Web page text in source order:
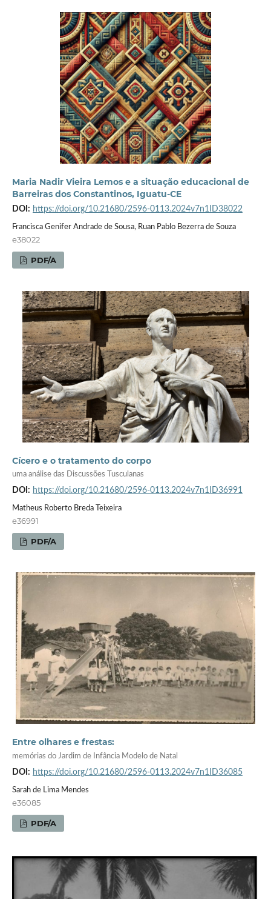
Maria Nadir Vieira Lemos e a situação educacional de
Barreiras dos Constantinos, Iguatu-CE
DOI: https://doi.org/10.21680/2596-0113.2024v7n1ID38022
Francisca Genifer Andrade de Sousa, Ruan Pablo Bezerra de Souza
e38022
PDF/A
Cícero e o tratamento do corpo
uma análise das Discussões Tusculanas
DOI: https://doi.org/10.21680/2596-0113.2024v7n1ID36991
Matheus Roberto Breda Teixeira
e36991
PDF/A
Entre olhares e frestas:
memórias do Jardim de Infância Modelo de Natal
DOI: https://doi.org/10.21680/2596-0113.2024v7n1ID36085
Sarah de Lima Mendes
e36085
PDF/A